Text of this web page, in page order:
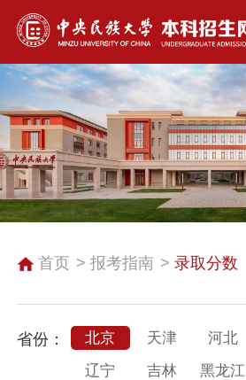
首页 报考指南 录取分数
省份： 北京 天津 河北
辽宁
吉林 黑龙江